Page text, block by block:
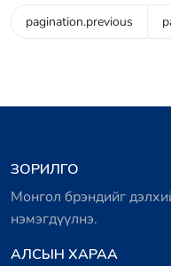
pagination.previous
ЗОРИЛГО
Монгол брэндийг
нэмэгдүүлнэ.
АЛСЫН ХАРАА